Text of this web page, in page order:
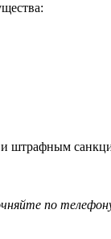
штрафным
по